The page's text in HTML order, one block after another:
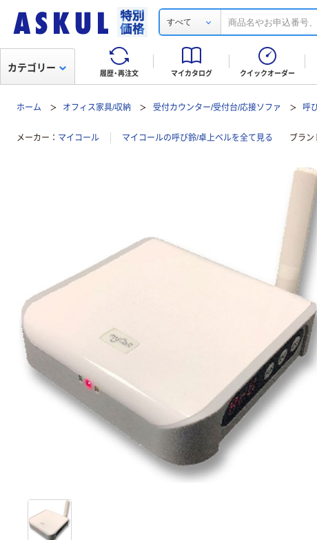
すべて
履歴・再注文 マイカタログ クイックオーダー
カテゴリー
ホーム オフィス家具/収納 受付カウンター/受付台/応接ソファ 呼
メーカー マイコール マイコールの呼び鈴/卓上ベルを全て見る ブラン